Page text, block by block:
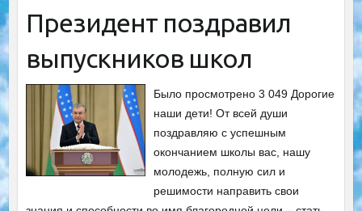
Президент поздравил
выпускников школ
Было просмотрено 3 049 Дорогие
наши дети! От всей души
поздравляю с успешным
окончанием школы вас, нашу
молодежь, полную сил и
решимости направить свои